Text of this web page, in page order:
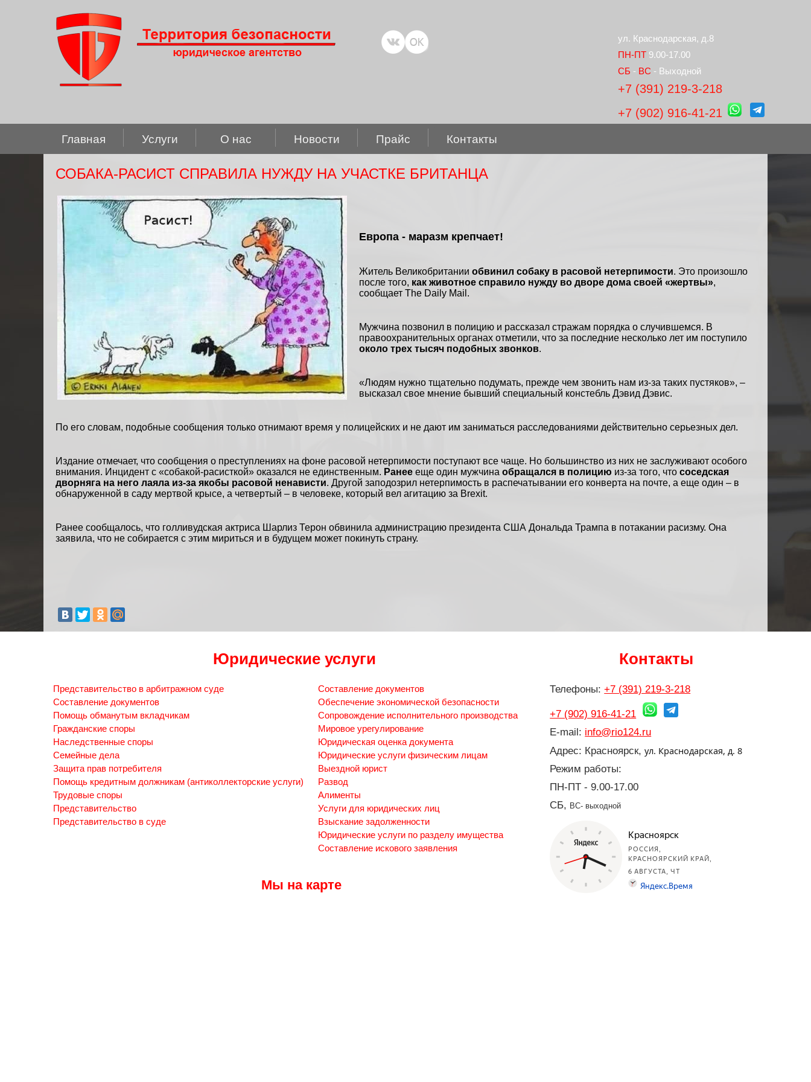
ул. Краснодарская, д.8
ПН-ПТ 9.00-17.00
СБ - ВС - Выходной
+7 (391) 219-3-218
+7 (902) 916-41-21
Главная Услуги О нас Новости Прайс Контакты
СОБАКА-РАСИСТ СПРАВИЛА НУЖДУ НА УЧАСТКЕ БРИТАНЦА
Европа - маразм крепчает!
Житель Великобритании обвинил собаку в расовой нетерпимости. Это произошло
после того, как животное справило нужду во дворе дома своей «жертвы»,
сообщает The Daily Mail.
Мужчина позвонил в полицию и рассказал стражам порядка о случившемся. В
правоохранительных органах отметили, что за последние несколько лет им поступило
около трех тысяч подобных звонков.
«Людям нужно тщательно подумать, прежде чем звонить нам из-за таких пустяков», –
высказал свое мнение бывший специальный констебль Дэвид Дэвис.
По его словам, подобные сообщения только отнимают время у полицейских и не дают им заниматься расследованиями действительно серьезных дел.
Издание отмечает, что сообщения о преступлениях на фоне расовой нетерпимости поступают все чаще. Но большинство из них не заслуживают особого
внимания. Инцидент с «собакой-расисткой» оказался не единственным. Ранее еще один мужчина обращался в полицию из-за того, что соседская
дворняга на него лаяла из-за якобы расовой ненависти. Другой заподозрил нетерпимость в распечатывании его конверта на почте, а еще один – в
обнаруженной в саду мертвой крысе, а четвертый – в человеке, который вел агитацию за Brexit.
Ранее сообщалось, что голливудская актриса Шарлиз Терон обвинила администрацию президента США Дональда Трампа в потакании расизму. Она
заявила, что не собирается с этим мириться и в будущем может покинуть страну.
Юридические услуги
Представительство в арбитражном суде
Составление документов
Помощь обманутым вкладчикам
Гражданские споры
Наследственные споры
Семейные дела
Защита прав потребителя
Помощь кредитным должникам (антиколлекторские услуги)
Трудовые споры
Представительство
Представительство в суде
Составление документов
Обеспечение экономической безопасности
Сопровождение исполнительного производства
Мировое урегулирование
Юридическая оценка документа
Юридические услуги физическим лицам
Выездной юрист
Развод
Алименты
Услуги для юридических лиц
Взыскание задолженности
Юридические услуги по разделу имущества
Составление искового заявления
Контакты
Телефоны:+7 (391) 219-3-218
+7 (902) 916-41-21
E-mail: info@rio124.ru
Адрес: Красноярск,ул. Краснодарская, д. 8
Режим работы:
ПН-ПТ - 9.00-17.00
СБ, ВС- выходной
Мы на карте